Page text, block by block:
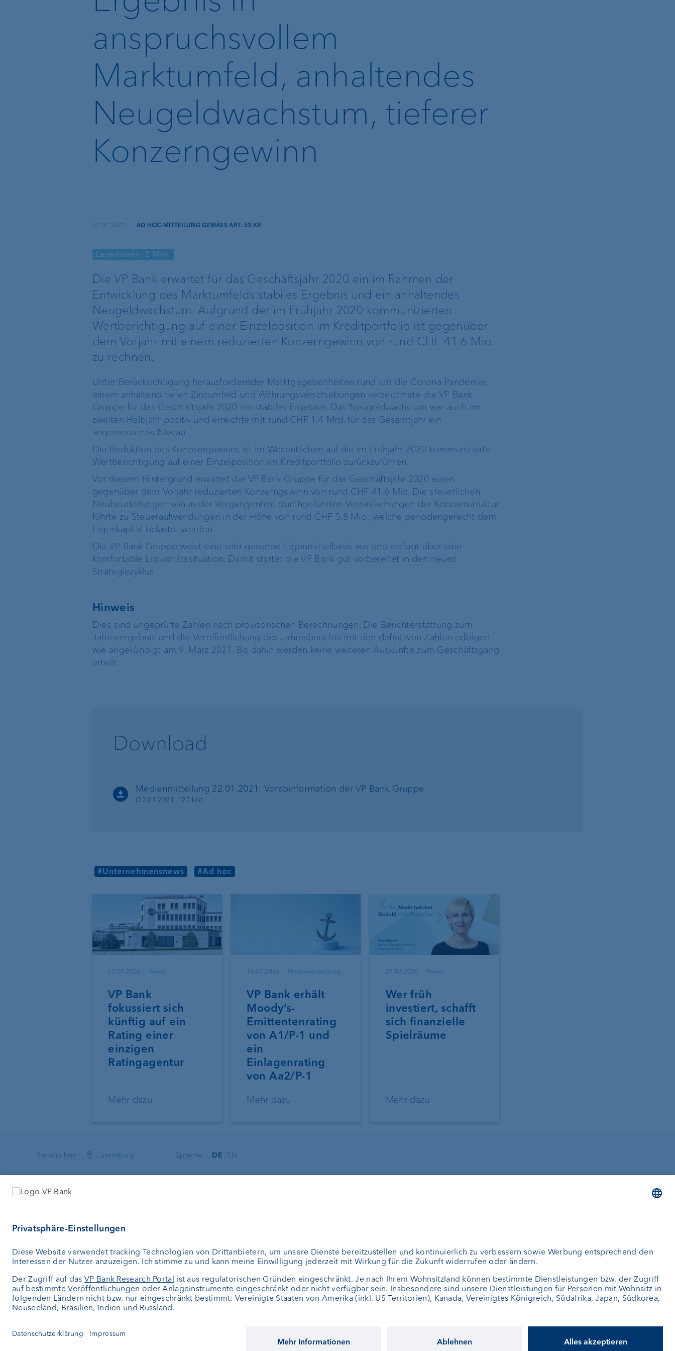
Recommender
Echtzeitüberweisung
und VoP
VP Bank Developer
Basisdienstleistungen
Vermögensverwaltung
Externe
Vermögensverwalter
Lombardkredit
Portal
Die Welt der VP Bank
Standort Liechtenstein
Standort Schweiz
Standort Luxemburg
Standort Singapur
Group Executive
Management
Standortleitung
Organigramm
Engagement
Nachhaltigkeit
Compliance,
Operational Risk und
Tax Compliance
Risikomanagement
Management
Unsere Geschichte
anspruchsvollem
Marktumfeld, anhaltendes
Neugeldwachstum, tieferer
Konzerngewinn
22.01.2021 · AD HOC-MITTEILUNG GEMÄSS ART. 53 KR
Lesedauer: 2 Min.
Die VP Bank erwartet für das Geschäftsjahr 2020 ein im Rahmen der
Entwicklung des Marktumfelds stabiles Ergebnis und ein anhaltendes
Neugeldwachstum. Aufgrund der im Frühjahr 2020 kommunizierten
Wertberichtigung auf einer Einzelposition im Kreditportfolio ist gegenüber
dem Vorjahr mit einem reduzierten Konzerngewinn von rund CHF 41.6 Mio.
zu rechnen.
Unter Berücksichtigung herausfordernder Marktgegebenheiten rund um die Corona-Pandemie,
einem anhaltend tiefen Zinsumfeld und Währungsverschiebungen verzeichnete die VP Bank
Gruppe für das Geschäftsjahr 2020 ein stabiles Ergebnis. Das Neugeldwachstum war auch im
zweiten Halbjahr positiv und erreichte mit rund CHF 1.4 Mrd. für das Gesamtjahr ein
angemessenes Niveau.
Die Reduktion des Konzerngewinns ist im Wesentlichen auf die im Frühjahr 2020 kommunizierte
Wertberichtigung auf einer Einzelposition im Kreditportfolio zurückzuführen.
Vor diesem Hintergrund erwartet die VP Bank Gruppe für das Geschäftsjahr 2020 einen
gegenüber dem Vorjahr reduzierten Konzerngewinn von rund CHF 41.6 Mio. Die steuerlichen
Neubeurteilungen von in der Vergangenheit durchgeführten Vereinfachungen der Konzernstruktur
führte zu Steueraufwendungen in der Höhe von rund CHF 5.8 Mio., welche periodengerecht dem
Eigenkapital belastet werden.
Die VP Bank Gruppe weist eine sehr gesunde Eigenmittelbasis aus und verfügt über eine
komfortable Liquiditätssituation. Damit startet die VP Bank gut vorbereitet in den neuen
Strategiezyklus.
Hinweis
Dies sind ungeprüfte Zahlen nach provisorischen Berechnungen. Die Berichterstattung zum
Jahresergebnis und die Veröffentlichung des Jahresberichts mit den definitiven Zahlen erfolgen
wie angekündigt am 9. März 2021. Bis dahin werden keine weiteren Auskünfte zum Geschäftsgang
erteilt.
Download
Medienmitteilung 22.01.2021: Vorabinformation der VP Bank Gruppe
(22.01.2021, 122 kb)
#Unternehmensnews #Ad hoc
22.07.2026 News
VP Bank
fokussiert sich
künftig auf ein
Rating einer
einzigen
Ratingagentur
Mehr dazu
16.07.2026 Medienmitteilung
VP Bank erhält
Moody’s-
Emittentenrating
von A1/P-1 und
ein
Einlagenrating
von Aa2/P-1
Mehr dazu
27.03.2026 News
Wer früh
investiert, schafft
sich finanzielle
Spielräume
Mehr dazu
Sie sind hier: Luxemburg Sprache: DE EN
2, rue Edward Steichen
2540 Luxembourg
Luxemburg
+352 404 770-1
info.lu@vpbank.com
SWIFT: VPBVLULL
Vermögensplanung
Depotbank
Externer Vermögensverwalter
Private Label Fonds
Investment Consulting
News
Kundenfeedback
Kontakt
Geschäftsbericht
Cookie-Einstellungen
Disclaimer Barrierefreiheit
Sitemap